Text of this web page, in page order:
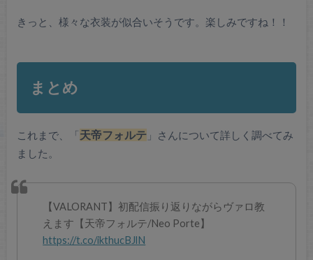
きっと、様々な衣装が似合いそうです。楽しみですね！！
まとめ
これまで、「天帝フォルテ」さんについて詳しく調べてみ
ました。
【VALORANT】初配信振り返りながらヴァロ教
えます【天帝フォルテ/Neo Porte】
https://t.co/ikthucBJlN